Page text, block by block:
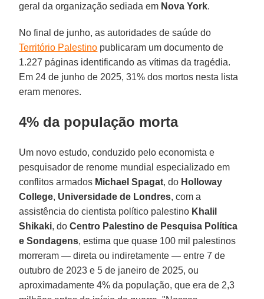
geral da organização sediada em Nova York.
No final de junho, as autoridades de saúde do
Território Palestino publicaram um documento de
1.227 páginas identificando as vítimas da tragédia.
Em 24 de junho de 2025, 31% dos mortos nesta lista
eram menores.
4% da população morta
Um novo estudo, conduzido pelo economista e
pesquisador de renome mundial especializado em
conflitos armados Michael Spagat, do Holloway
College, Universidade de Londres, com a
assistência do cientista político palestino Khalil
Shikaki, doCentro Palestino de Pesquisa Política
e Sondagens, estima que quase 100 mil palestinos
morreram — direta ou indiretamente — entre 7 de
outubro de 2023 e 5 de janeiro de 2025, ou
aproximadamente 4% da população, que era de 2,3